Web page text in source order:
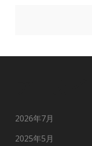
2026年7月
2025年5月